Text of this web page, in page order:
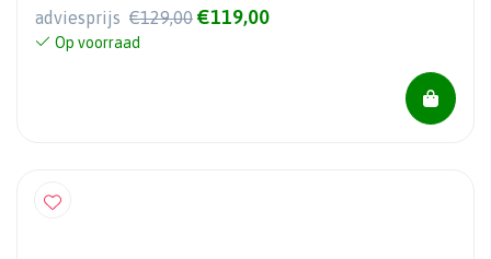
adviesprijs €129,00 €119,00
Op voorraad